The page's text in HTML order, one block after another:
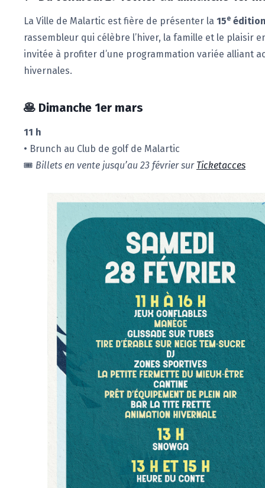
La Ville de Malartic est fière de présenter la 15e édition
rassembleur qui célèbre l’hiver, la famille et le plaisir
invitée à profiter d’une programmation variée alliant
hivernales.
🥞 Dimanche 1er mars
11 h
• Brunch au Club de golf de Malartic
🎟️ Billets en vente jusqu’au 23 février sur Ticketacces